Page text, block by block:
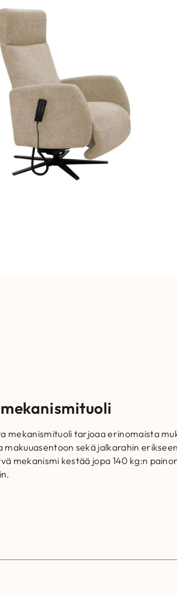
mekanismituoli tarjoaa erinomaista
makuuasentoon sekä jalkarahin
mekanismi kestää jopa 140 kg:n